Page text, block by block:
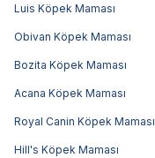
Luis Köpek Maması
Obivan Köpek Maması
Bozita Köpek Maması
Acana Köpek Maması
Royal Canin Köpek Maması
Hill's Köpek Maması